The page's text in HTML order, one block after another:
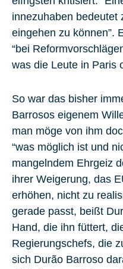
innezuhaben bedeutet
eingehen zu können”.
“bei
was die Leute in Paris
So war das bisher
Barrosos eigenem
man möge von ihm
“was möglich ist und
mangelndem Ehrgeiz
ihrer Weigerung, das
erhöhen, nicht zu
gerade passt, beißt
Hand, die ihn füttert,
Regierungschefs, die
sich Durão Barroso